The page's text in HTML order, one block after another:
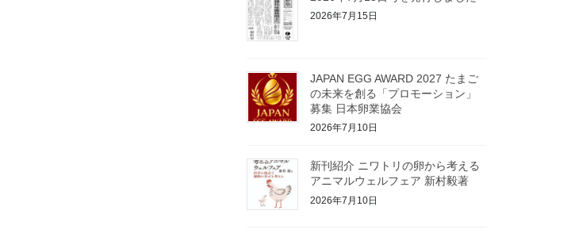
2026年7月15日
JAPAN EGG AWARD 2027 たまご
の未来を創る「プロモーション」
募集 日本卵業協会
2026年7月10日
新刊紹介 ニワトリの卵から考える
アニマルウェルフェア 新村毅著
2026年7月10日